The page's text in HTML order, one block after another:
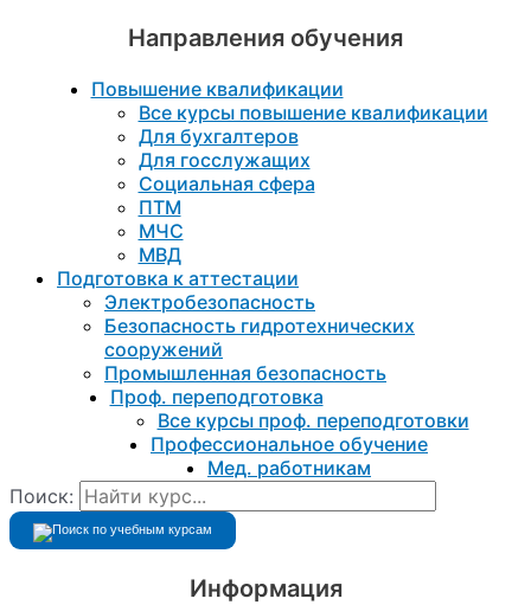
Направления обучения
Повышение квалификации
Все курсы повышение квалификации
Для бухгалтеров
Для госслужащих
Социальная сфера
ПТМ
МЧС
МВД
Подготовка к aттестации
Электробезопасность
Безопасность гидротехнических
сооружений
Промышленная безопасность
Проф. переподготовка
Все курсы проф. переподготовки
Профессиональное обучение
Мед. работникам
Поиск:
Информация